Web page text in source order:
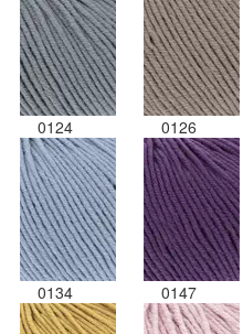
0124 0126
0134 0147